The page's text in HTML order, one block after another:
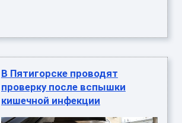
В Пятигорске проводят
проверку после вспышки
кишечной инфекции